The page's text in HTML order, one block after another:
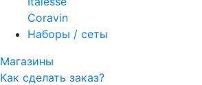
Coravin
Наборы / сеты
Магазины
Как сделать заказ?